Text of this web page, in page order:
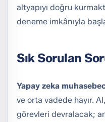
altyapıyı doğru
deneme imkânıyla
Sık Sorulan
Yapay zeka
ve orta vadede hayır.
görevleri devralacak;